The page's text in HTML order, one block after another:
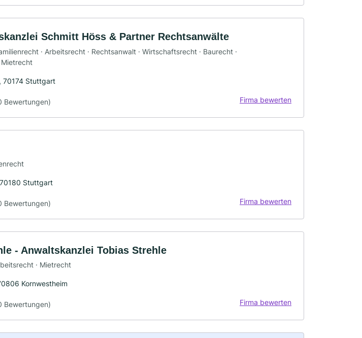
Schmitt Höss & Partner Rechtsanwälte
· Arbeitsrecht · Rechtsanwalt · Wirtschaftsrecht · Baurecht ·
Mietrecht
70174 Stuttgart
Bewertungen) Firma bewerten
Stuttgart
Bewertungen) Firma bewerten
- Anwaltskanzlei Tobias Strehle
· Mietrecht
Kornwestheim
Bewertungen) Firma bewerten